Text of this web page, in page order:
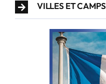
VILLES ET CAMPS